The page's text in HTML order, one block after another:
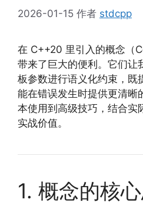
2026-01-15 作者 stdcpp
在 C++20 里引入的概念（
带来了巨大的便利。它们让
板参数进行语义化约束，既
能在错误发生时提供更清晰
本使用到高级技巧，结合实
实战价值。
1. 概念的核